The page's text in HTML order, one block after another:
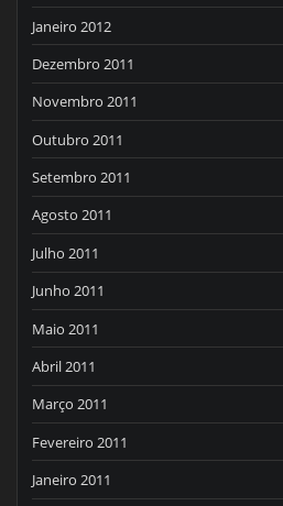
Janeiro 2012
Dezembro 2011
Novembro 2011
Outubro 2011
Setembro 2011
Agosto 2011
Julho 2011
Junho 2011
Maio 2011
Abril 2011
Março 2011
Fevereiro 2011
Janeiro 2011